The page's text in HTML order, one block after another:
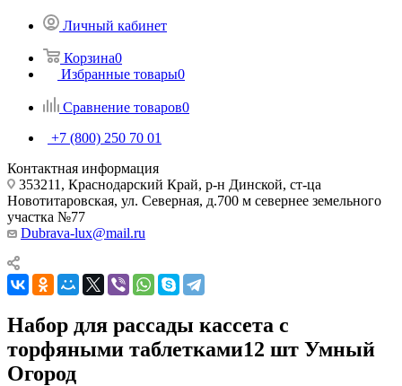
Личный кабинет
Корзина0
Избранные товары0
Сравнение товаров0
+7 (800) 250 70 01
Контактная информация
353211, Краснодарский Край, р-н Динской, ст-ца
Новотитаровская, ул. Северная, д.700 м севернее земельного
участка №77
Dubrava-lux@mail.ru
Набор для рассады кассета с
торфяными таблетками12 шт Умный
Огород